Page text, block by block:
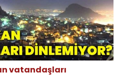
vatandaşları